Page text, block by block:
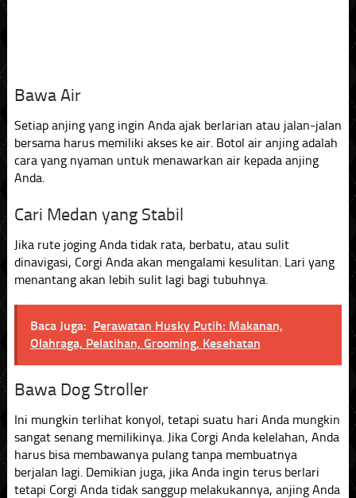
Bawa Air
Setiap anjing yang ingin Anda ajak berlarian atau jalan-jalan
bersama harus memiliki akses ke air. Botol air anjing adalah
cara yang nyaman untuk menawarkan air kepada anjing
Anda.
Cari Medan yang Stabil
Jika rute joging Anda tidak rata, berbatu, atau sulit
dinavigasi, Corgi Anda akan mengalami kesulitan. Lari yang
menantang akan lebih sulit lagi bagi tubuhnya.
Baca Juga: Perawatan Husky Putih: Makanan,
Olahraga, Pelatihan, Grooming, Kesehatan
Bawa Dog Stroller
Ini mungkin terlihat konyol, tetapi suatu hari Anda mungkin
sangat senang memilikinya. Jika Corgi Anda kelelahan, Anda
harus bisa membawanya pulang tanpa membuatnya
berjalan lagi. Demikian juga, jika Anda ingin terus berlari
tetapi Corgi Anda tidak sanggup melakukannya, anjing Anda